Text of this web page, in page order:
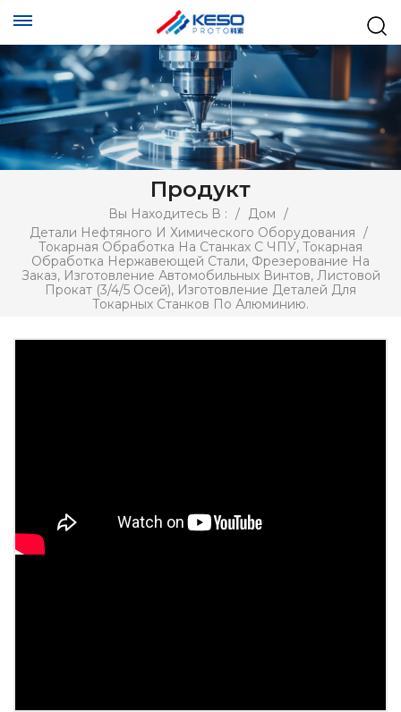
Продукт
Вы Находитесь В : / Дом /
Детали Нефтяного И Химического Оборудования /
Токарная Обработка На Станках С ЧПУ, Токарная
Обработка Нержавеющей Стали, Фрезерование На
Заказ, Изготовление Автомобильных Винтов, Листовой
Прокат (3/4/5 Осей), Изготовление Деталей Для
Токарных Станков По Алюминию.